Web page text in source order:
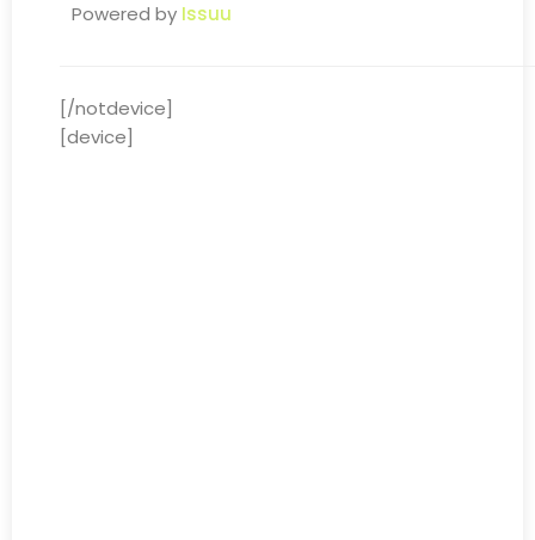
Powered by Issuu
[/notdevice]
[device]